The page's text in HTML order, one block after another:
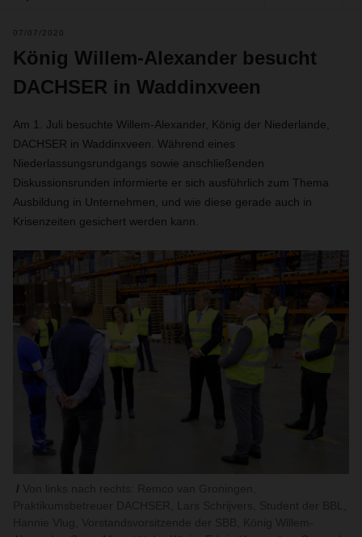
07/07/2020
König Willem-Alexander besucht
DACHSER in Waddinxveen
Am 1. Juli besuchte Willem-Alexander, König der Niederlande,
DACHSER in Waddinxveen. Während eines
Niederlassungsrundgangs sowie anschließenden
Diskussionsrunden informierte er sich ausführlich zum Thema
Ausbildung in Unternehmen, und wie diese gerade auch in
Krisenzeiten gesichert werden kann.